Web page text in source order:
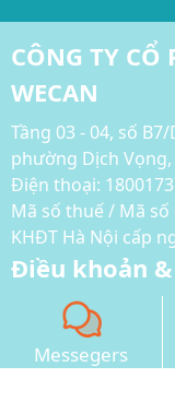
CÔNG TY
WECAN
Tầng 03 - 04, số
phường Dịch
Điện thoại:
Mã số thuế / Mã
KHĐT Hà Nội cấp
Điều khoản
Chính sách thanh
Chính sách hoàn
Chính sách bảo
Messegers